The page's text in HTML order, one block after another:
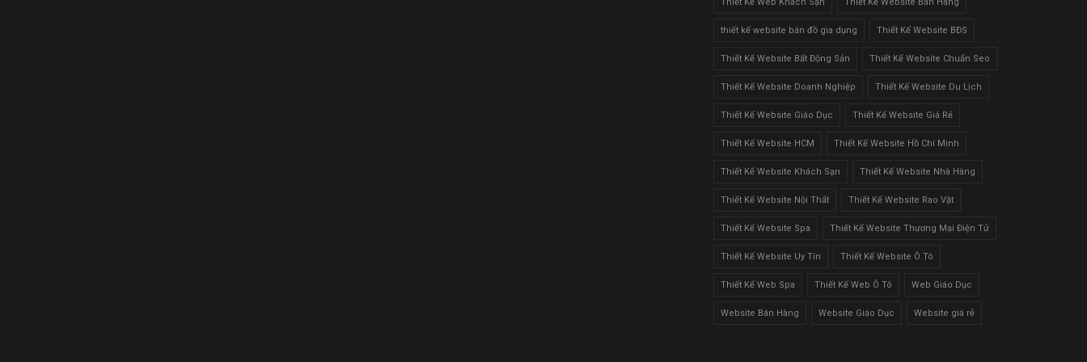
thiết kế website bán đồ gia dụng Thiết Kế Website BĐS
Thiết Kế Website Bất Động Sản Thiết Kế Website Chuẩn Seo
Thiết Kế Website Doanh Nghiệp Thiết Kế Website Du Lịch
Thiết Kế Website Giáo Dục Thiết Kế Website Giá Rẻ
Thiết Kế Website HCM Thiết Kế Website Hồ Chí Minh
Thiết Kế Website Khách Sạn Thiết Kế Website Nhà Hàng
Thiết Kế Website Nội Thất Thiết Kế Website Rao Vặt
Thiết Kế Website Spa Thiết Kế Website Thương Mại Điện Tử
Thiết Kế Website Uy Tín Thiết Kế Website Ô Tô
Thiết Kế Web Spa Thiết Kế Web Ô Tô Web Giáo Dục
Website Bán Hàng Website Giáo Dục Website giá rẻ